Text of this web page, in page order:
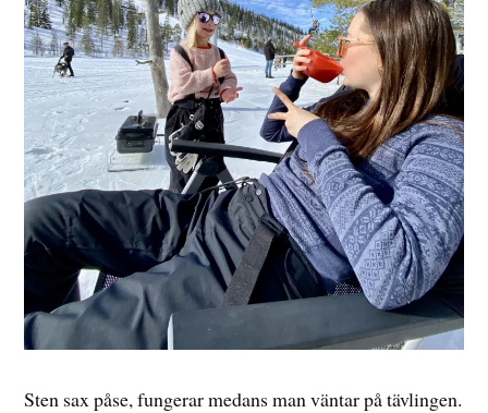
Sten sax påse, fungerar medans man väntar på tävlingen.